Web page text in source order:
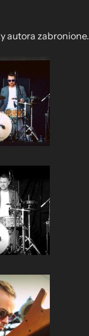
autora zabronione.